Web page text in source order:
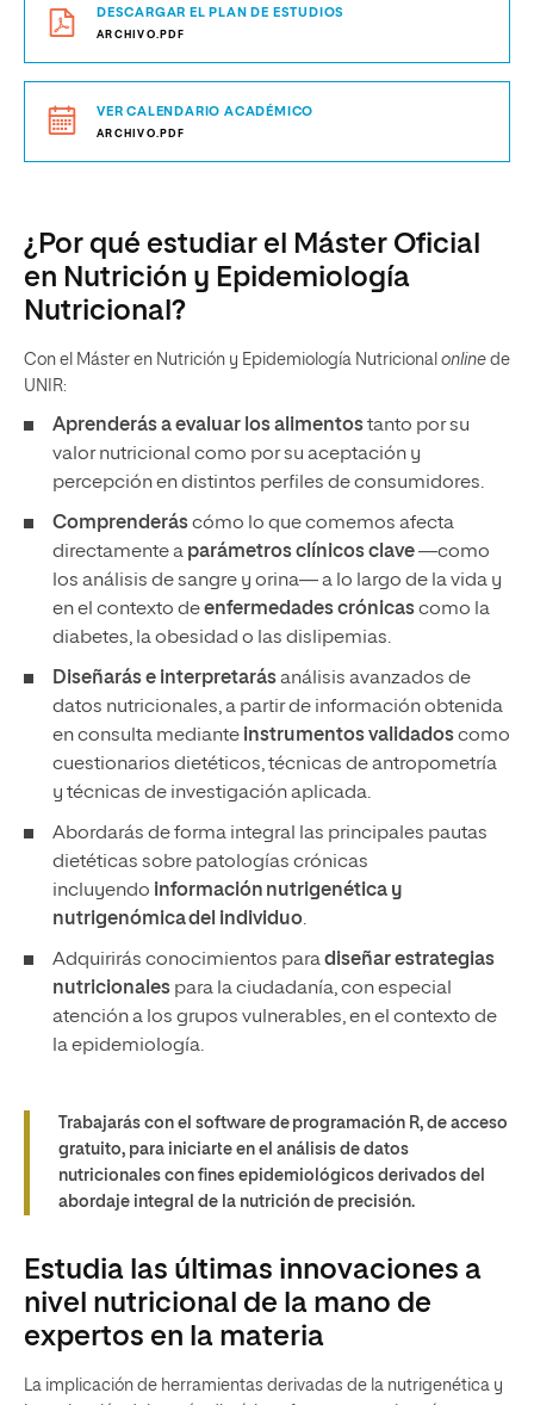
DESCARGAR EL PLAN DE ESTUDIOS
ARCHIVO.PDF
VER CALENDARIO ACADÉMICO
ARCHIVO.PDF
¿Por qué estudiar el Máster Oficial
en Nutrición y Epidemiología
Nutricional?
Con el Máster en Nutrición y Epidemiología Nutricional online de
UNIR:
Aprenderása evaluar los alimentostanto por su
valor nutricional como por su aceptación y
percepción en distintos perfiles de consumidores.
Comprenderáscómo lo que comemos afecta
directamente a parámetros clínicos clave—como
los análisis de sangre y orina— a lo largo de la vida y
en el contexto deenfermedades crónicascomo la
diabetes, la obesidad o las dislipemias.
Diseñarás e interpretarásanálisis avanzados de
datos nutricionales, a partir de información obtenida
en consulta mediante instrumentos validadoscomo
cuestionarios dietéticos, técnicas de antropometría
y técnicas de investigación aplicada.
Abordarás de forma integral las principales pautas
dietéticas sobre patologías crónicas
incluyendo información nutrigenética y
nutrigenómicadel individuo.
Adquirirás conocimientos paradiseñar estrategias
nutricionales para la ciudadanía, con especial
atención a los grupos vulnerables, en el contexto de
la epidemiología.
Trabajarás con el software de programación R, de acceso
gratuito, para iniciarte en el análisis de datos
nutricionales con fines epidemiológicos derivados del
abordaje integral de la nutrición de precisión.
Estudia las últimas innovaciones a
nivel nutricional de la mano de
expertos en la materia
La implicación de herramientas derivadas de la nutrigenética y